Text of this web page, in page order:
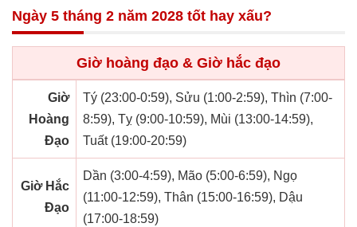
Ngày 5 tháng 2 năm 2028 tốt hay xấu?
Giờ hoàng đạo & Giờ hắc đạo
Giờ
Hoàng
Đạo
Tý (23:00-0:59), Sửu (1:00-2:59), Thìn (7:00-
8:59), Tỵ (9:00-10:59), Mùi (13:00-14:59),
Tuất (19:00-20:59)
Giờ Hắc
Đạo
Dần (3:00-4:59), Mão (5:00-6:59), Ngọ
(11:00-12:59), Thân (15:00-16:59), Dậu
(17:00-18:59)